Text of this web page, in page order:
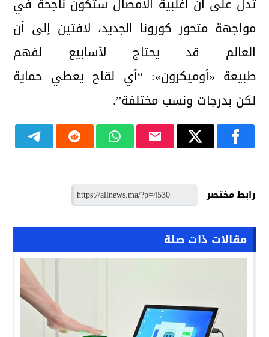
مواجهة متحور كورونا الجديد، لافتين إلى أن
العالم قد يحتاج لأسابيع لفهم
طبيعة «أوميكرون»: “أي لقاح يعطي حماية
لكن بدرجات ونسب مختلفة”.
رابط مختصر
مقالات ذات صلة